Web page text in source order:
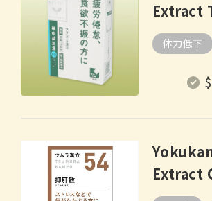
Extract
体力低下
Extract